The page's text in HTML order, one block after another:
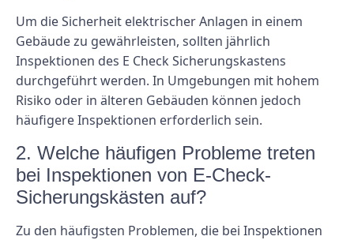
Um die Sicherheit elektrischer Anlagen in einem
Gebäude zu gewährleisten, sollten jährlich
Inspektionen des E Check Sicherungskastens
durchgeführt werden. In Umgebungen mit hohem
Risiko oder in älteren Gebäuden können jedoch
häufigere Inspektionen erforderlich sein.
2. Welche häufigen Probleme treten
bei Inspektionen von E-Check-
Sicherungskästen auf?
Zu den häufigsten Problemen, die bei Inspektionen